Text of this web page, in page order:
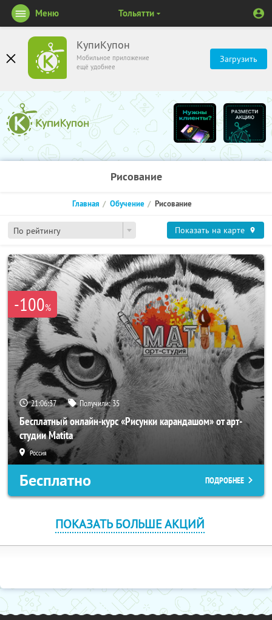
КупиКупон
Мобильное приложение
ещё удобнее
Загрузить
Меню Тольятти
Рисование
По рейтингу
Главная Обучение Рисование
Показать на карте
-100%
21:06:37 Получили:35
Бесплатный онлайн-курс «Рисунки карандашом» от арт-
студии Matita
Россия
Бесплатно ПОДРОБНЕЕ
ПОКАЗАТЬ БОЛЬШЕ АКЦИЙ